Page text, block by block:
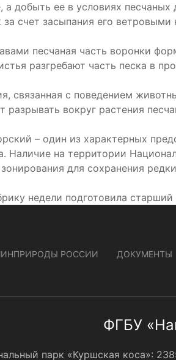
добыть ее в условиях
за счет засыпания его
песчаная часть воронки
разгребают часть песка в
связанная с поведением
разрывать вокруг растения
– один из характерных
Наличие на территории
для сохранения
недели подготовила
РОССИИ ДОКУМЕНТЫ
ФГБУ
парк «Куршская коса»: